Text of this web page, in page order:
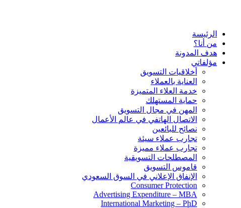
الرئيسة
من أنا؟
هدف المدونة
مؤلفاتي
أخلاقيات التسويق
العناية بالعملاء
خدمة العلاء المتميزة
حماية المستهلك
المهن في مجال التسويق
الاتصال الهاتفي في عالم الأعمال
نصائح للبائعين
تجارب عملاء سيئة
تجارب عملاء مميزة
المصطلحات التسويقية
قاموس التسويق
الإنفاق الإعلاني في السوق السعودي
Consumer Protection
Advertising Expenditure – MBA
International Marketing – PhD